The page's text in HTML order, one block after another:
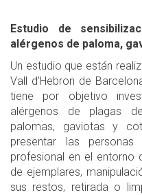
Estudio de
alérgenos de paloma,
Un estudio que están
Vall d'Hebron de
tiene por objetivo
alérgenos de plagas
palomas, gaviotas y
presentar las
profesional en el entorno
de ejemplares,
sus restos, retirada o